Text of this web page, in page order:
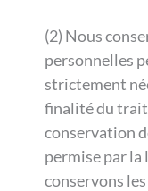
(2) Nous
personnelles
strictement
finalité du
conservation
permise par la
conservons